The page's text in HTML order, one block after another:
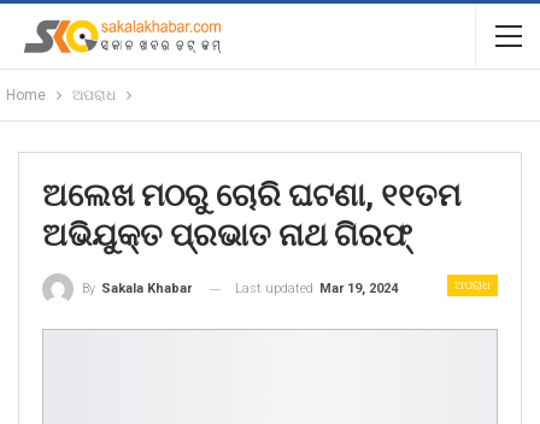
Home ଅପରାଧ
ଅଲେଖ ମଠରୁ ଚୋରି ଘଟଣା, ୧୧ତମ
ଅଭିଯୁକ୍ତ ପ୍ରଭାତ ନାଥ ଗିରଫ୍
ଅପରାଧ
By Sakala Khabar Last updated Mar 19, 2024